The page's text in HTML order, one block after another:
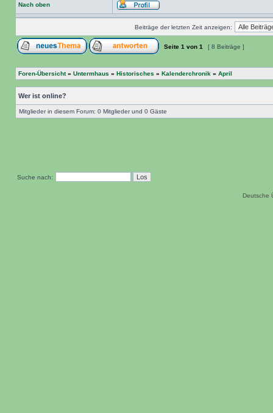
Nach oben
Beiträge der letzten Zeit anzeigen:
Seite 1 von 1 [ 8 Beiträge ]
Foren-Übersicht» Untermhaus » Historisches » Kalenderchronik » April
Wer ist online?
Mitglieder in diesem Forum: 0 Mitglieder und 0 Gäste
Suche nach:
Deutsche